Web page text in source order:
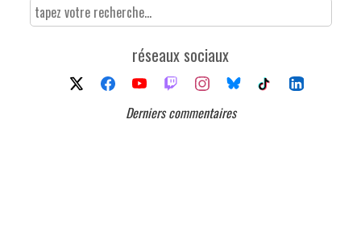
réseaux sociaux
Derniers commentaires